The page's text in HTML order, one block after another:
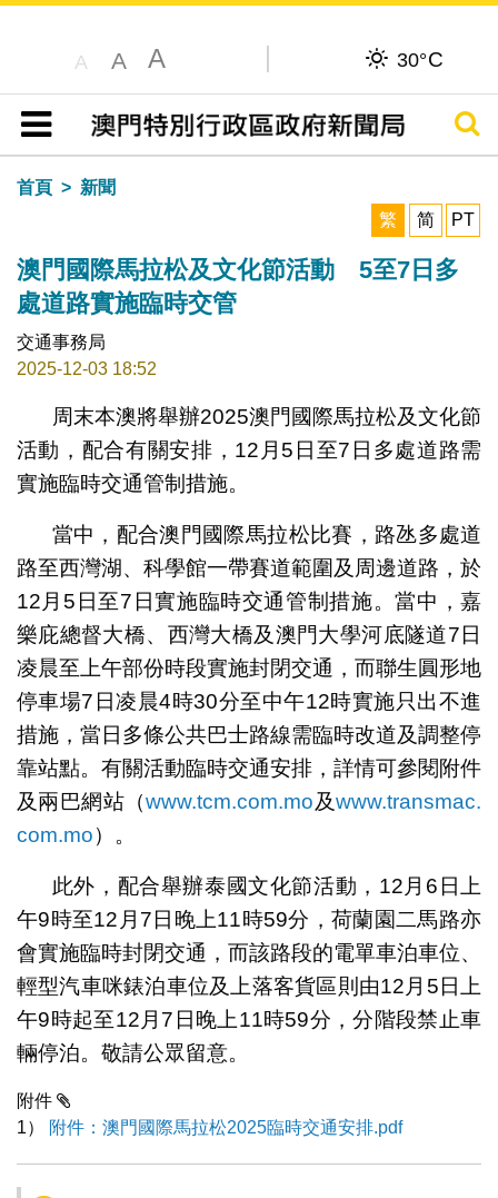
A A A 30°C
目錄
搜尋
首頁
新聞
繁
简 PT
澳門國際馬拉松及文化節活動 5至7日多
處道路實施臨時交管
交通事務局
2025-12-03 18:52
周末本澳將舉辦2025澳門國際馬拉松及文化節
活動，配合有關安排，12月5日至7日多處道路需
實施臨時交通管制措施。
當中，配合澳門國際馬拉松比賽，路氹多處道
路至西灣湖、科學館一帶賽道範圍及周邊道路，於
12月5日至7日實施臨時交通管制措施。當中，嘉
樂庇總督大橋、西灣大橋及澳門大學河底隧道7日
凌晨至上午部份時段實施封閉交通，而聯生圓形地
停車場7日凌晨4時30分至中午12時實施只出不進
措施，當日多條公共巴士路線需臨時改道及調整停
靠站點。有關活動臨時交通安排，詳情可參閱附件
及兩巴網站（www.tcm.com.mo及www.transmac.
com.mo）。
此外，配合舉辦泰國文化節活動，12月6日上
午9時至12月7日晚上11時59分，荷蘭園二馬路亦
會實施臨時封閉交通，而該路段的電單車泊車位、
輕型汽車咪錶泊車位及上落客貨區則由12月5日上
午9時起至12月7日晚上11時59分，分階段禁止車
輛停泊。敬請公眾留意。
附件
1）
附件：澳門國際馬拉松2025臨時交通安排.pdf